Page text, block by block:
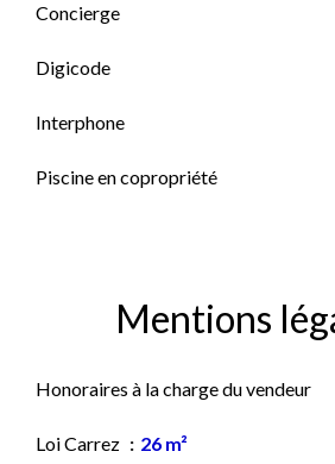
Concierge
Digicode
Interphone
Piscine en copropriété
Mentions
Honoraires à la charge du vendeur
Loi Carrez 26 m²